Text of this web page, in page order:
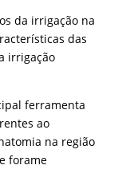
da irrigação na
das
irrigação
ferramenta
ao
na região
forame